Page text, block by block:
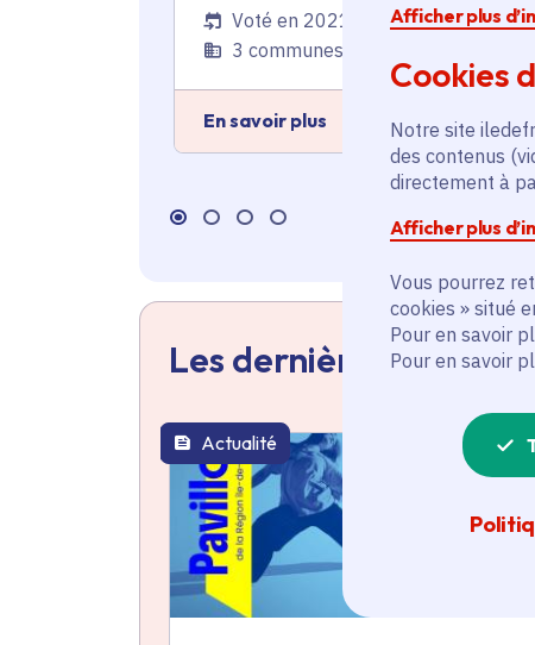
Afficher plus
Cookies
Notre site
des contenus
directement à
Afficher plus
Vous pourrez
cookies » situé
Pour en savoir
Pour en savoir
Voté en 2021
3 communes
En savoir plus
Les dernières
thématique active
Actualité